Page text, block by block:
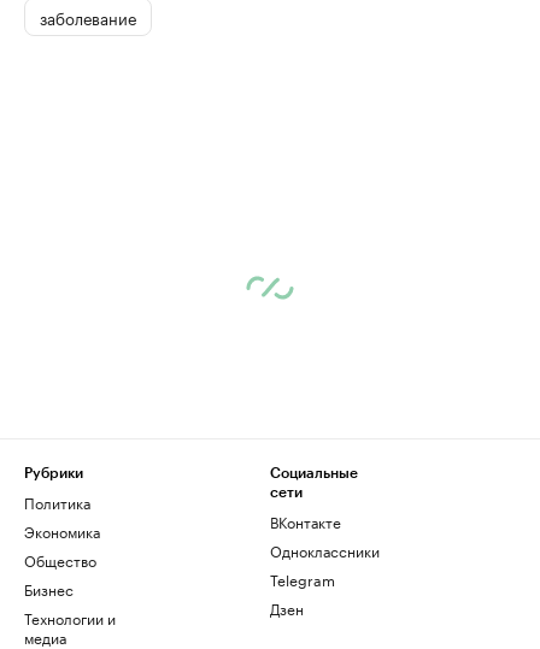
заболевание
Рубрики
Политика
Экономика
Общество
Бизнес
Технологии и
медиа
Социальные
сети
ВКонтакте
Одноклассники
Telegram
Дзен